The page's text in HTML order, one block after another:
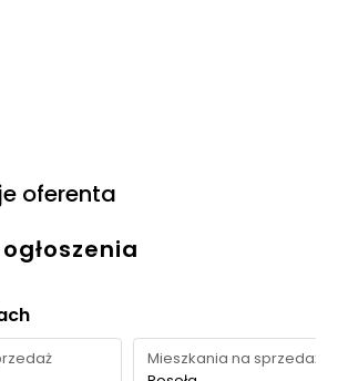
oferenta
Mieszkania na sprzedaż